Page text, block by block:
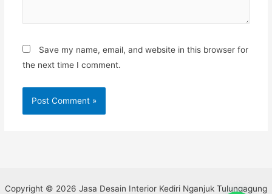
Save my name, email, and website in this browser for
the next time I comment.
Copyright © 2026 Jasa Desain Interior Kediri Nganjuk Tulungagung